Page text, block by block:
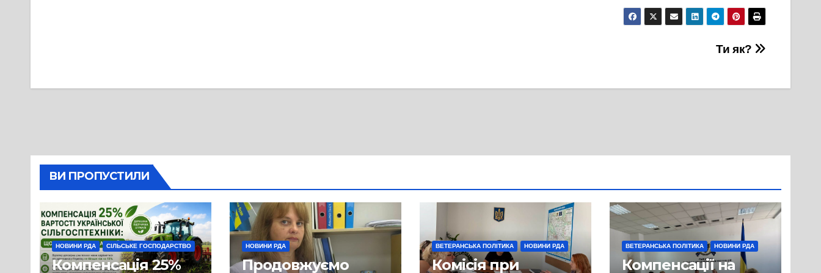
Ти як?
ВИ ПРОПУСТИЛИ
НОВИНИ РДА СІЛЬСЬКЕ ГОСПОДАРСТВО
Компенсація 25%
НОВИНИ РДА
Продовжуємо
ВЕТЕРАНСЬКА ПОЛІТИКА НОВИНИ РДА
Комісія при
ВЕТЕРАНСЬКА ПОЛІТИКА НОВИНИ РДА
Компенсації на